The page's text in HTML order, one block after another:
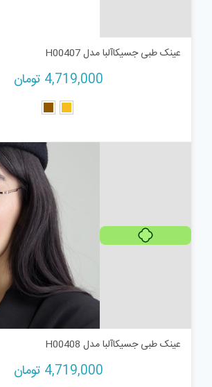
عینک طبی جسیکاآلبا مدل H00407
4,719,000 تومان
1,179,750تومان
عینک طبی جسیکاآلبا مدل H00408
4,719,000 تومان